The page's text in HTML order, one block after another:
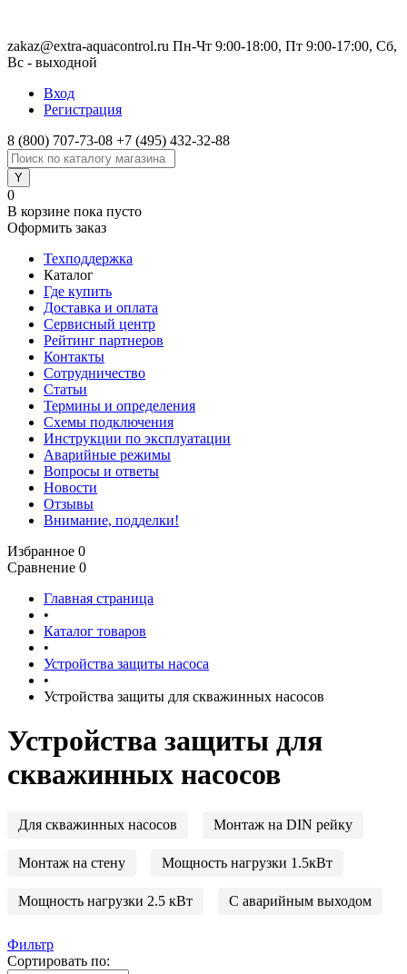
zakaz@extra-aquacontrol.ru Пн-Чт 9:00-18:00, Пт 9:00-17:00, Сб,
Вс - выходной
Вход
Регистрация
8 (800) 707-73-08 +7 (495) 432-32-88
0
В корзине пока пусто
Оформить заказ
Техподдержка
Каталог
Где купить
Доставка и оплата
Сервисный центр
Рейтинг партнеров
Контакты
Сотрудничество
Статьи
Термины и определения
Схемы подключения
Инструкции по эксплуатации
Аварийные режимы
Вопросы и ответы
Новости
Отзывы
Внимание, подделки!
Избранное 0
Сравнение 0
Главная страница
•
Каталог товаров
•
Устройства защиты насоса
•
Устройства защиты для скважинных насосов
Устройства защиты для
скважинных насосов
Для скважинных насосов Монтаж на DIN рейку
Монтаж на стену Мощность нагрузки 1.5кВт
Мощность нагрузки 2.5 кВт С аварийным выходом
Фильтр
Сортировать по: